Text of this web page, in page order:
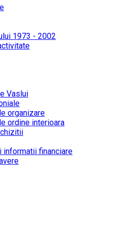
1973 - 2002
Vaslui
organizare
ordine interioara
informatii financiare